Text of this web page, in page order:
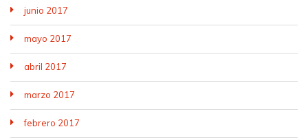
junio 2017
mayo 2017
abril 2017
marzo 2017
febrero 2017